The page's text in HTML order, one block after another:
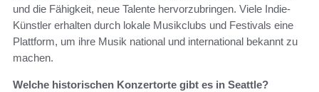
und die Fähigkeit, neue Talente hervorzubringen. Viele Indie-
Künstler erhalten durch lokale Musikclubs und Festivals eine
Plattform, um ihre Musik national und international bekannt zu
machen.
Welche historischen Konzertorte gibt es in Seattle?